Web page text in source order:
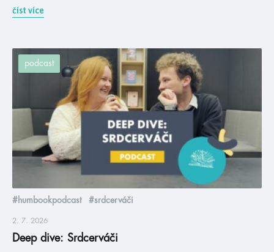
číst více
podcast
#humbookpodcast #srdcerváči
2. 7. 2026
Deep dive: Srdcerváči